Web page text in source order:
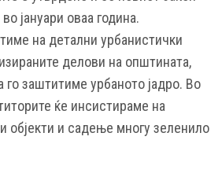
јануари оваа година.
на детални урбанистички
делови на општината,
заштитиме урбаното јадро. Во
ќе инсистираме на
објекти и садење многу зеленило